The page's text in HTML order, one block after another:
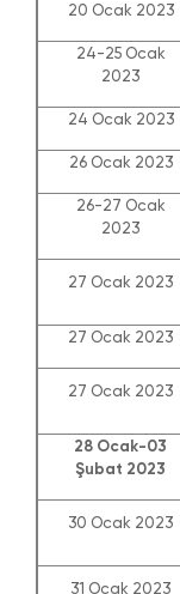
20 Ocak 2023
24-25 Ocak
2023
24 Ocak 2023
26 Ocak 2023
26-27 Ocak
2023
27 Ocak 2023
27 Ocak 2023
27 Ocak 2023
28 Ocak-03
Şubat 2023
30 Ocak 2023
31 Ocak 2023